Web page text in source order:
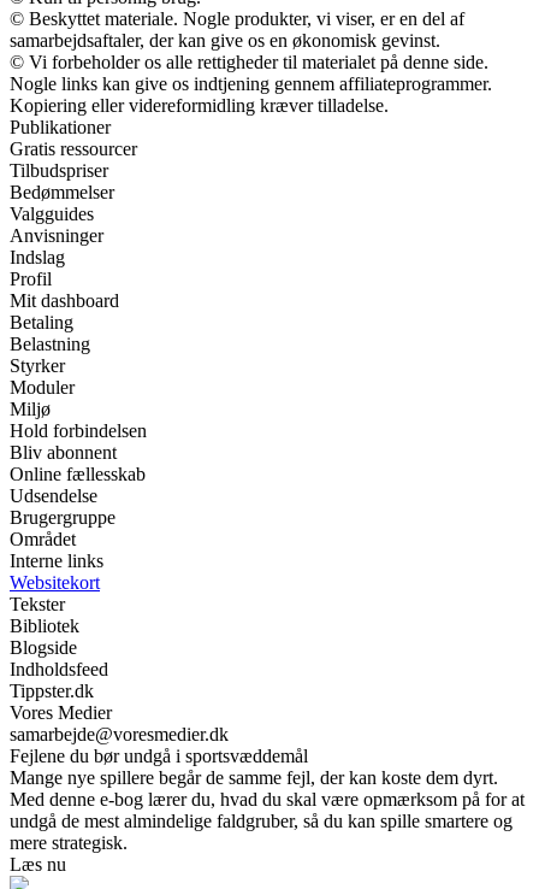
© Beskyttet materiale. Nogle produkter, vi viser, er en del af
samarbejdsaftaler, der kan give os en økonomisk gevinst.
© Vi forbeholder os alle rettigheder til materialet på denne side.
Nogle links kan give os indtjening gennem affiliateprogrammer.
Kopiering eller videreformidling kræver tilladelse.
Publikationer
Gratis ressourcer
Tilbudspriser
Bedømmelser
Valgguides
Anvisninger
Indslag
Profil
Mit dashboard
Betaling
Belastning
Styrker
Moduler
Miljø
Hold forbindelsen
Bliv abonnent
Online fællesskab
Udsendelse
Brugergruppe
Området
Interne links
Websitekort
Tekster
Bibliotek
Blogside
Indholdsfeed
Tippster.dk
Vores Medier
samarbejde@voresmedier.dk
Fejlene du bør undgå i sportsvæddemål
Mange nye spillere begår de samme fejl, der kan koste dem dyrt.
Med denne e-bog lærer du, hvad du skal være opmærksom på for at
undgå de mest almindelige faldgruber, så du kan spille smartere og
mere strategisk.
Læs nu